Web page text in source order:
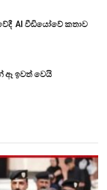
AI වීඩියෝවේ කතාව
ඈ ඉවත් වෙයි